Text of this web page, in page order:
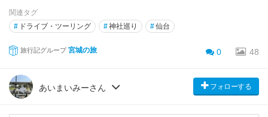
関連タグ
# ドライブ・ツーリング #神社巡り #仙台
旅行記グループ 宮城の旅 0 48
あいまいみーさん フォローする